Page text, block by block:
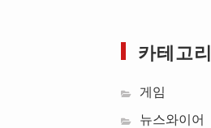
카테고리
게임
뉴스와이어